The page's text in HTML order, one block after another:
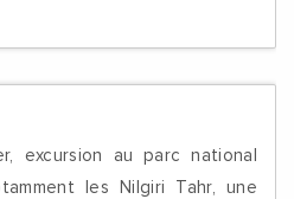
excursion au parc national
les Nilgiri Tahr, une